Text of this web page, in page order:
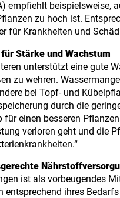
empfiehlt beispielsweise,
zu hoch ist.
für Krankheiten und
Stärke und Wachstum
unterstützt eine gute
zu wehren.
bei Topf- und
durch die
für einen besseren
verloren geht und die
ist als vorbeugendes
entsprechend ihres